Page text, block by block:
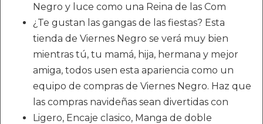
Negro y luce como una Reina de las Com
¿Te gustan las gangas de las fiestas? Esta
tienda de Viernes Negro se verá muy bien
mientras tú, tu mamá, hija, hermana y mejor
amiga, todos usen esta apariencia como un
equipo de compras de Viernes Negro. Haz que
las compras navideñas sean divertidas con
Ligero, Encaje clasico, Manga de doble